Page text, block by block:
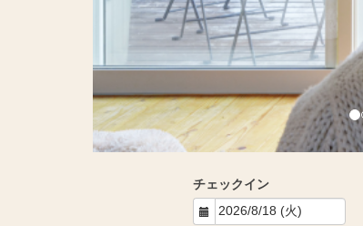
チェックイン